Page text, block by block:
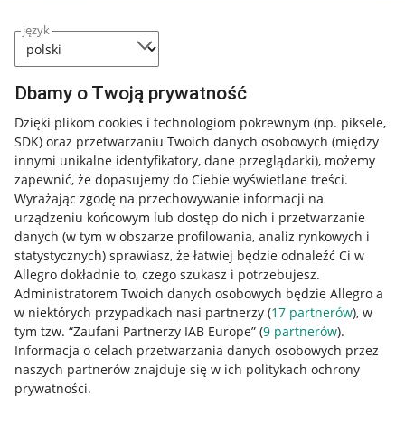
język
Dbamy o Twoją prywatność
Dzięki plikom cookies i technologiom pokrewnym (np. piksele,
SDK) oraz przetwarzaniu Twoich danych osobowych (między
innymi unikalne identyfikatory, dane przeglądarki), możemy
zapewnić, że dopasujemy do Ciebie wyświetlane treści.
Wyrażając zgodę na przechowywanie informacji na
urządzeniu końcowym lub dostęp do nich i przetwarzanie
danych (w tym w obszarze profilowania, analiz rynkowych i
statystycznych) sprawiasz, że łatwiej będzie odnaleźć Ci w
Allegro dokładnie to, czego szukasz i potrzebujesz.
Administratorem Twoich danych osobowych będzie Allegro a
w niektórych przypadkach nasi partnerzy (17 partnerów), w
tym tzw. “Zaufani Partnerzy IAB Europe” (9 partnerów).
Informacja o celach przetwarzania danych osobowych przez
naszych partnerów znajduje się w ich politykach ochrony
prywatności.
Przydatne informacje
Jak to działa